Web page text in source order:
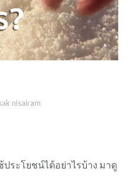
nisairam
ระโยชน์ได้อย่าไรบ้าง มาดู